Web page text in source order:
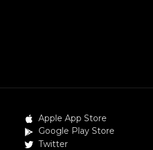
Apple App Store
Google Play Store
Twitter